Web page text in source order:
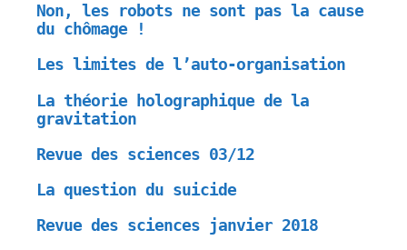
Non, les robots ne sont pas la cause
du chômage !
Les limites de l’auto-organisation
La théorie holographique de la
gravitation
Revue des sciences 03/12
La question du suicide
Revue des sciences janvier 2018